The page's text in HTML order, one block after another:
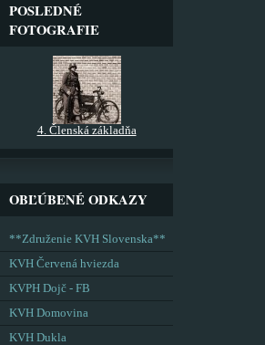
POSLEDNÉ
FOTOGRAFIE
4. Členská základňa
OBĽÚBENÉ ODKAZY
**Združenie KVH Slovenska**
KVH Červená hviezda
KVPH Dojč - FB
KVH Domovina
KVH Dukla